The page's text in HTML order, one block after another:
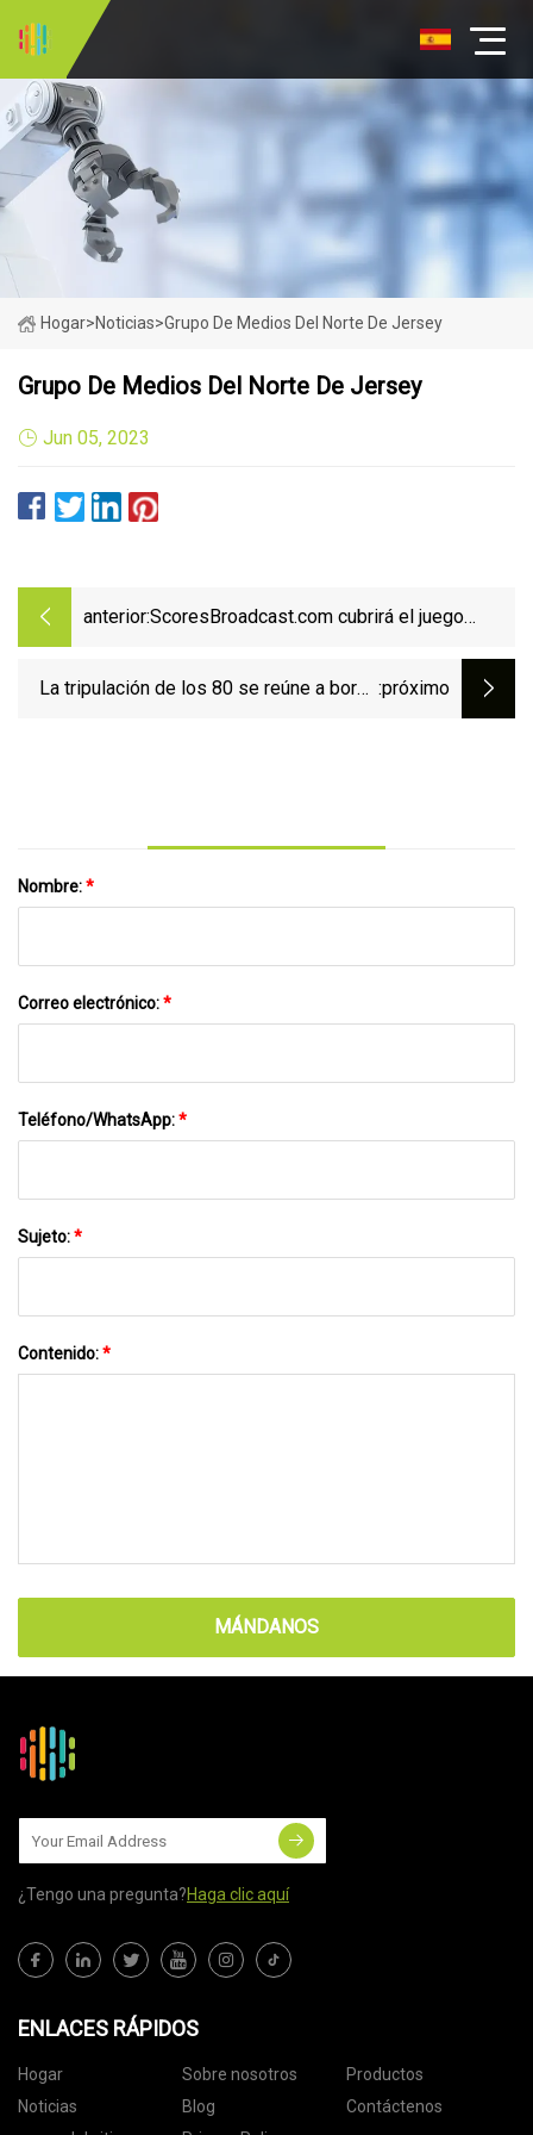
Hogar>Noticias>Grupo De Medios Del Norte De Jersey
Grupo De Medios Del Norte De Jersey
Jun 05, 2023
anterior:ScoresBroadcast.com cubrirá el juego
La tripulación de los 80 se reúne a bordo :próximo
Nombre:*
Correo electrónico:*
Teléfono/WhatsApp:*
Sujeto:*
Contenido:*
MÁNDANOS
¿Tengo una pregunta?Haga clic aquí
ENLACES RÁPIDOS
Hogar Sobre nosotros
Productos
Noticias
Blog
Contáctenos